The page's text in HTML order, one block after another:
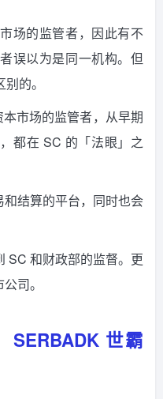
场的监管者，因此有不
误以为是同一机构。但
的。
市场的监管者，从早期
都在 SC 的「法眼」之
结算的平台，同时也会
SC 和财政部的监督。更
司。
SERBADK 世霸